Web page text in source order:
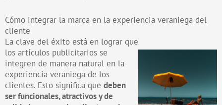
Cómo integrar la marca en la experiencia veraniega del
cliente
La clave del éxito está en lograr que
los artículos publicitarios se
integren de manera natural en la
experiencia veraniega de los
clientes. Esto significa que deben
ser funcionales, atractivos y de